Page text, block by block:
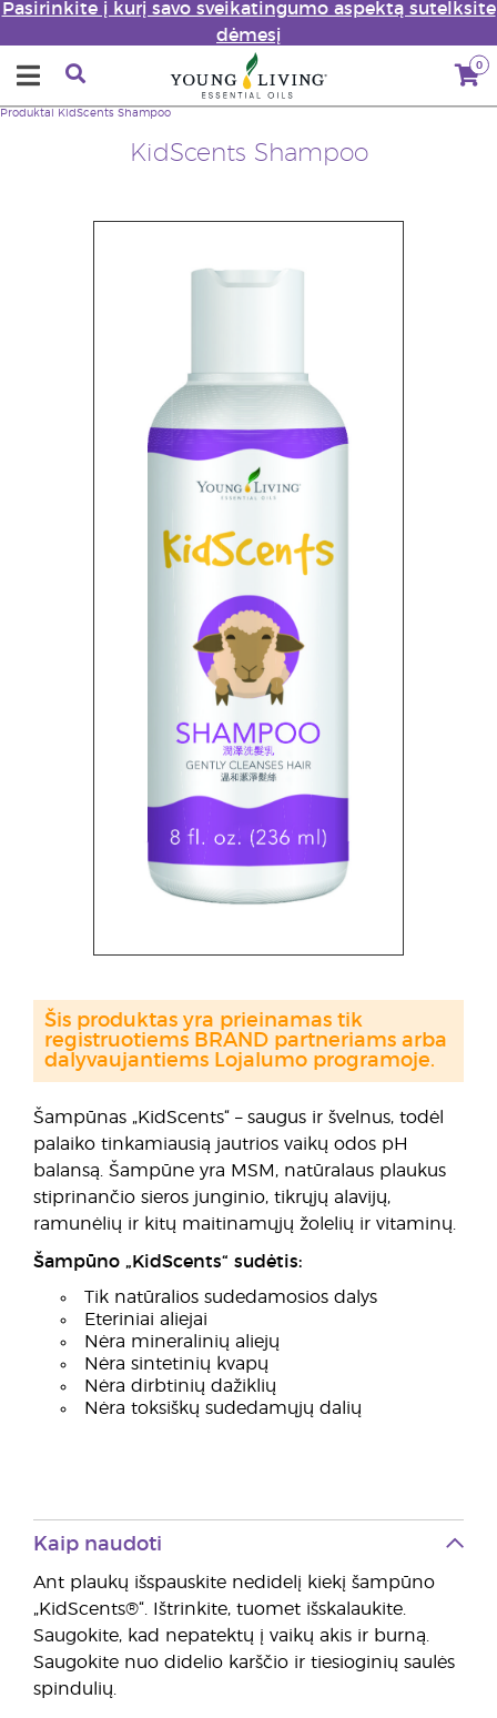
Pasirinkite į kurį savo sveikatingumo aspektą sutelksite
dėmesį
0
KidScents Shampoo
Produktai KidScents Shampoo
Šampūnas „KidScents“ – saugus ir švelnus, todėl
palaiko tinkamiausią jautrios vaikų odos pH
balansą. Šampūne yra MSM, natūralaus plaukus
stiprinančio sieros junginio, tikrųjų alavijų,
ramunėlių ir kitų maitinamųjų žolelių ir vitaminų.
Šampūno „KidScents“ sudėtis:
Tik natūralios sudedamosios dalys
Eteriniai aliejai
Nėra mineralinių aliejų
Nėra sintetinių kvapų
Nėra dirbtinių dažiklių
Nėra toksiškų sudedamųjų dalių
Šis produktas yra prieinamas tik
registruotiems BRAND partneriams arba
dalyvaujantiems Lojalumo programoje.
Kaip naudoti
Ant plaukų išspauskite nedidelį kiekį šampūno
„KidScents®“. Ištrinkite, tuomet išskalaukite.
Saugokite, kad nepatektų į vaikų akis ir burną.
Saugokite nuo didelio karščio ir tiesioginių saulės
spindulių.